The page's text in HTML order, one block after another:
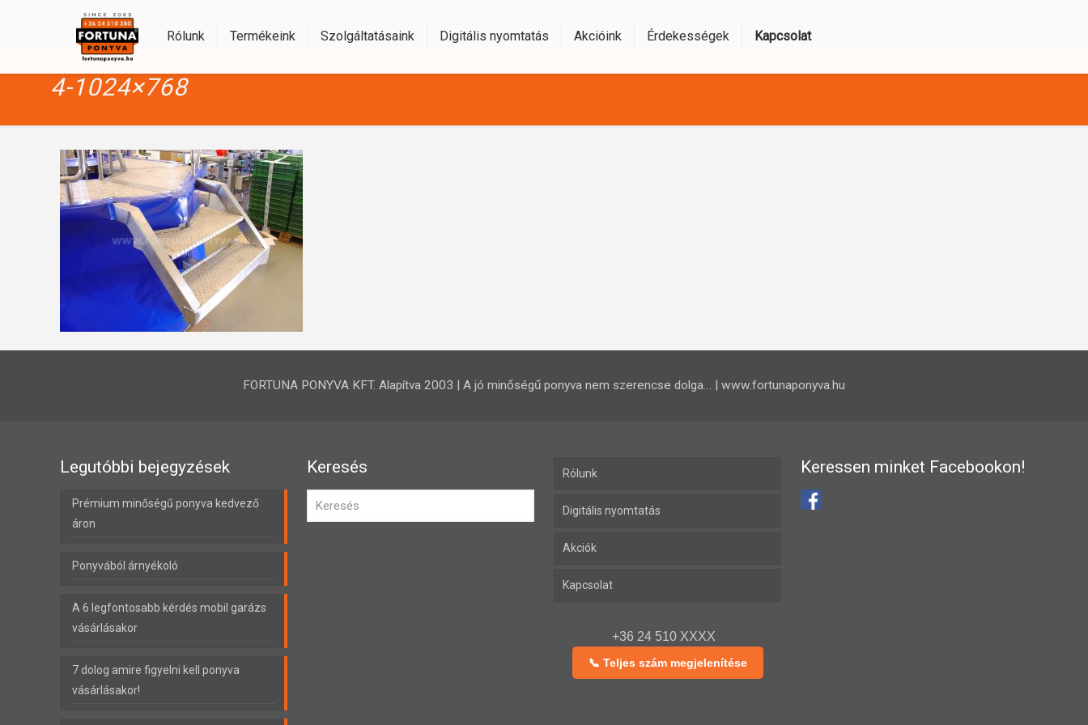
Rólunk Termékeink Szolgáltatásaink Digitális nyomtatás Akcióink Érdekességek Kapcsolat
4-1024×768
FORTUNA PONYVA KFT. Alapítva 2003 | A jó minőségű ponyva nem szerencse dolga… | www.fortunaponyva.hu
Legutóbbi bejegyzések
Prémium minőségű ponyva kedvező
áron
Ponyvából árnyékoló
A 6 legfontosabb kérdés mobil garázs
vásárlásakor
7 dolog amire figyelni kell ponyva
vásárlásakor!
Keresés Rólunk
Digitális nyomtatás
Akciók
Kapcsolat
+36 24 510 XXXX
📞 Teljes szám megjelenítése
Keressen minket Facebookon!